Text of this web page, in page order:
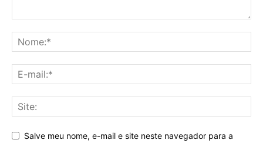
Salve meu nome, e-mail e site neste navegador para a